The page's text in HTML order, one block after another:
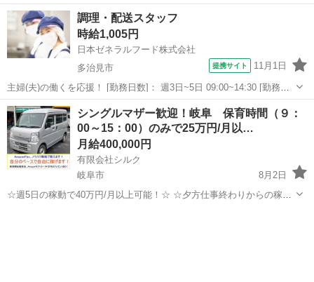
eatsや出前館のように配達専用アプリを使用していただき、オファー
内容を確認していただいてから受ける受けないは自由となります。 配
達時の使用...
岐阜 岐阜市 配送 ファストフード
調理・配送スタッフ
時給1,005円
日本ゼネラルフード株式会社
多治見市
提携サイト 11月1日
主婦(夫)の働くを応援！ [勤務日数]： 週3日~5日 09:00~14:30 [勤務
地・最寄駅]： 岐阜県多治見市前畑町5-161 日本ゼネラルフード株式会
社 県立多治見病院_1133 多治見駅自動車6分／小泉駅 自...
岐阜 多治見市 配送
シングルマザー歓迎！岐阜 保育時間（９：
00～15：00）のみで25万円/月以…
月給400,000円
有限会社シルク
岐阜市
8月2日
☆週5日の稼動で40万円/月以上可能！☆ ☆夕方仕事終わりからの稼